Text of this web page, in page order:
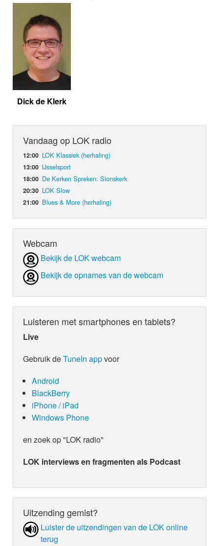
Dick de Klerk
Vandaag op LOK radio
12:00 LOK Klassiek (herhaling)
13:00 IJsselsport
18:00 De Kerken Spreken: Sionskerk
20:30 LOK Slow
21:00 Blues & More (herhaling)
Webcam
Bekijk de LOK webcam
Bekijk de opnames van de webcam
Luisteren met smartphones en tablets?
Live
Gebruik deTuneIn appvoor
Android
BlackBerry
iPhone / iPad
Windows Phone
en zoek op "LOK radio"
LOK interviews en fragmenten als Podcast
Uitzending gemist?
Luister de uit­zen­din­gen van de LOK online
terug